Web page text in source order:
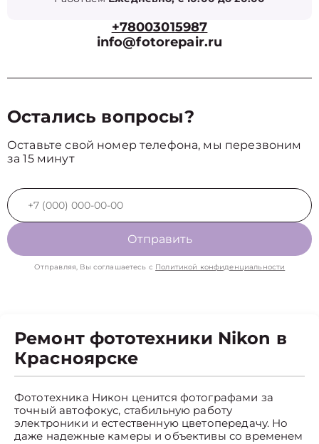
+78003015987
info@fotorepair.ru
Остались вопросы?
Оставьте свой номер телефона, мы перезвоним
за 15 минут
Отправить
Отправляя, Вы соглашаетесь с Политикой конфиденциальности
Ремонт фототехники Nikon в
Красноярске
Фототехника Никон ценится фотографами за
точный автофокус, стабильную работу
электроники и естественную цветопередачу. Но
даже надежные камеры и объективы со временем